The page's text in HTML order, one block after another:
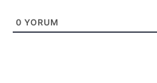
0 YORUM